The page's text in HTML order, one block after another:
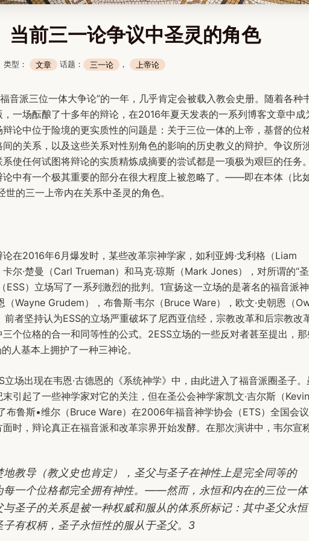
当前三一论争议中圣灵的角色
型： 文章 话题： 三一论 ， 上帝论
音派三位一体大争论”的一年，几乎肯定会被载入教会史册。随着各种
一场酝酿了十多年的辩论，在2016年夏天发表的一系列博客文章中成
论中位于险境的更实质性的问题是：关于三位一体的上帝，基督的位
的关系，以及这些关系对性别角色的影响的历史教义的辩护。争议所
使任何试图将辩论的实质精炼成摘要的尝试都是一项极为艰巨的任务
论中有一个极其重要的部分在很大程度上被忽略了。——即在本体（比
世的三一上帝内在关系中圣灵的角色。
在2016年6月爆发时，某些改革宗神学家，如利亚姆·戈利格（Liam
尔·楚曼（Carl Trueman）和马克·琼斯（Mark Jones），对所谓的“
ESS）立场写了一系列激烈的批判。1宣扬这一立场的是著名的福音派
（Wayne Grudem），布鲁斯·韦尔（Bruce Ware），欧文·史朝恩（
者坚持认为ESS的立场严重破坏了尼西亚信经，宗教改革和后宗教改
个位格的合一和同等性的公式。2ESS立场的一些反对者甚至提出，
人基本上拥护了一种三神论。
立场出现在韦恩·古德恩的《系统神学》中，由此进入了福音派圈圣子。
引起了一些神学家对它的关注，但在圣公会神学家凯文·吉尔斯（Kevin
布鲁斯•维尔（Bruce Ware）在2006年福音神学协会（ETS）全国会
时，辩论真正在福音派和改革宗界开始发酵。在那次演讲中，韦尔宣
地教导（教义史也肯定），圣父与圣子在神性上是完全同等的
一个位格都完全拥有神性。——然而，永恒和内在的三位一体
与圣子的关系是被一种权威和服从的体系所标记：其中圣父永恒
子有权柄，圣子永恒性的服从于圣父。3